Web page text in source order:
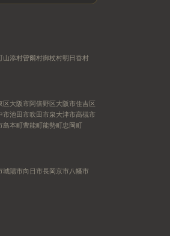
山添村曽爾村御杖村明日香村
区大阪市阿倍野区大阪市住吉区
市池田市吹田市泉大津市高槻市
島本町豊能町能勢町忠岡町
城陽市向日市長岡京市八幡市